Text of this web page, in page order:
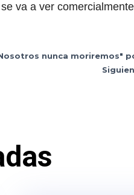
va a ver
nunca moriremos"